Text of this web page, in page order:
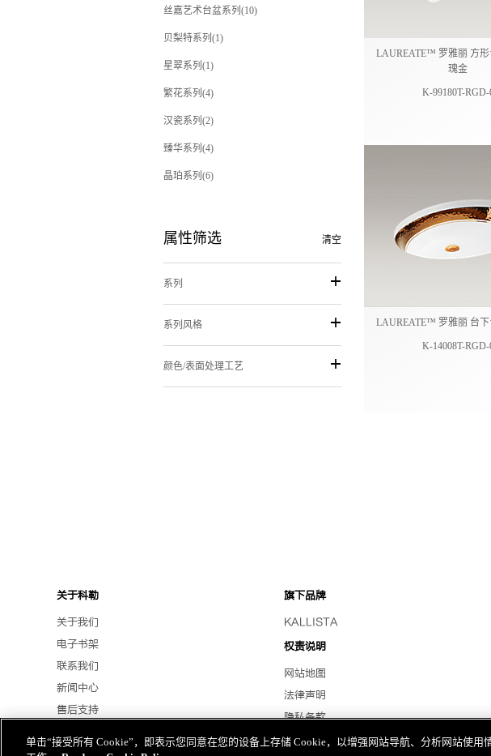
丝嘉艺术台盆系列(10)
贝梨特系列(1)
星翠系列(1)
繁花系列(4)
汉瓷系列(2)
臻华系列(4)
晶珀系列(6)
属性筛选 清空
系列
系列风格
颜色/表面处理工艺
LAUREATE™ 罗雅丽 方形
瑰金
K-99180T-RGD-
LAUREATE™ 罗雅丽 台下
K-14008T-RGD-
关于科勒
关于我们
电子书架
联系我们
新闻中心
售后支持
海外官网
旗下品牌
KALLISTA
权责说明
网站地图
法律声明
隐私条款
Cookies披露声明
单击“接受所有 Cookie”，即表示您同意在您的设备上存储 Cookie，以增强网站导航、分析网站使用